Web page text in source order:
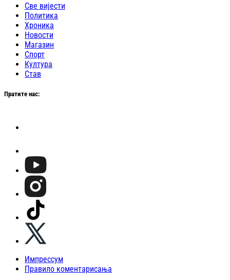
Све вијести
Политика
Хроника
Новости
Магазин
Спорт
Култура
Став
Пратите нас:
Импрессум
Правило коментарисања